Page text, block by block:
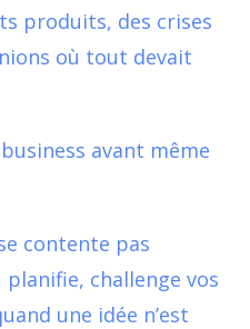
produits, des crises
où tout devait
avant même
contente pas
challenge vos
une idée n’est